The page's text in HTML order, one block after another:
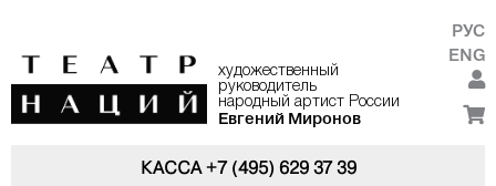
художественный
руководитель
народный артист России
Евгений Миронов
РУС
ENG
КАССА+7 (495) 629 37 39